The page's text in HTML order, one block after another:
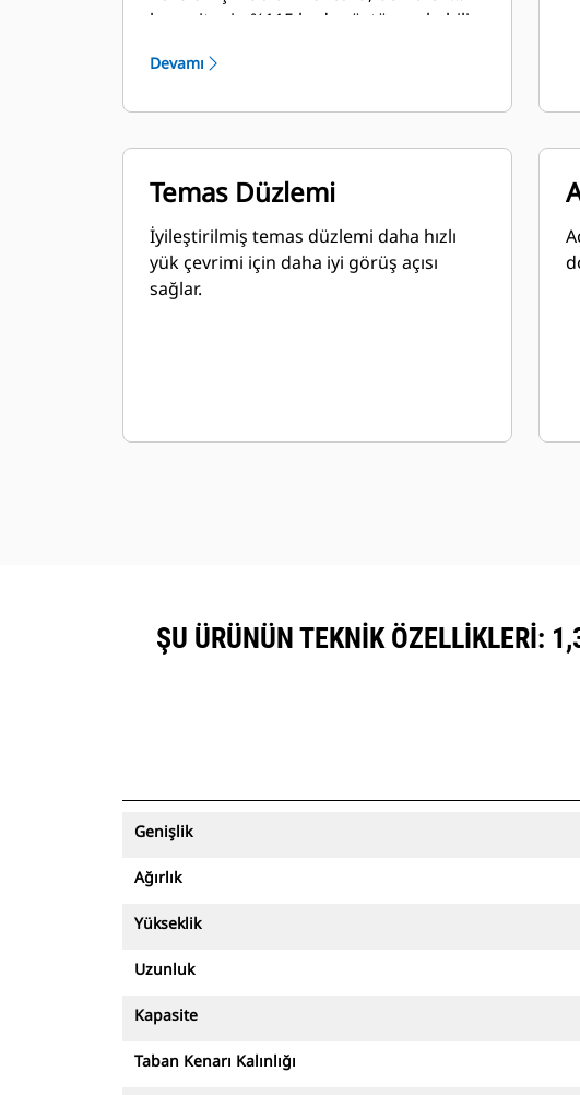
kapasitenin %115 kadar üstüne çıkabilir.
Devamı
Temas Düzlemi
İyileştirilmiş temas düzlemi daha hızlı
yük çevrimi için daha iyi görüş açısı
sağlar.
ŞU ÜRÜNÜN TEKNIK ÖZELLIKLERI:
Genişlik
Ağırlık
Yükseklik
Uzunluk
Kapasite
Taban Kenarı Kalınlığı